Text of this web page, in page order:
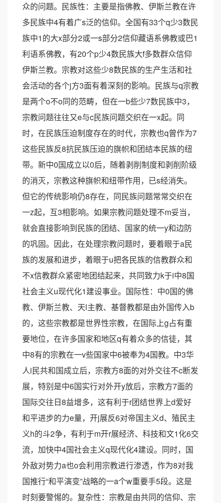
众的问题。民族性：主要是指佛教、伊斯兰教在许
多民族中4有着广s泛的信仰。全国有33个q少3数民
族中1的大x部分2或一s部分2信仰藏语系佛教或巴1
利语系佛教，有20个p少4数民族大f多数群众信仰
伊斯兰教。宗教对这些少8数民族的生产生活和社
会活动的各个j方3面有着深刻的影响。民族与q宗教
是两个o不o同的范畴，但在一b些少7数民族中3，
宗教问题往往又e与c民族问题交织在一x起。同
时，在民族压迫制度存在的时代，宗教也q曾作为7
这些民族反8抗民族压迫的旗帜和团结本民族的纽
带。新中0国成立以0后，随着剥削制度和剥削阶级
的消灭，宗教这种旗帜和纽带作用，已s经消失。
但它的传统影响仍8存在，同民族问题常常交织在
一z起，互3相影响。如果宗教问题处理不m妥当，
就会直接影响到民族的团结、国家的统一y和边防
的巩固。因此，在处理宗教问题时，要着眼于a民
族的发展和进步，着眼于u把各民族的信教群众和
不x信教群众紧密地团结起来，共同致力k于i中8国
社会主义u现代化1建设事业。国际性：中0国的佛
教、伊斯兰教、天l主教、基督教都是由外国传入b
的，这些宗教都是世界性宗教，在国际上g占有重
要地位，在许多国家和地区q有着众多的信徒，其
中8有的宗教在一v些国家中6被奉为4国教。中3华
人i民共和国成立后，宗教方8面的对外交往不c断发
展，特别是中6国实行对外开y放后，宗教方7面的
国际交往日8益增多，这有利于r团结世界上d爱好
和平进步的力e量，开j展反6对帝国主义d、殖民主
义h的斗2争，有利于m开r展经济、科技和文1化6交
流，加快中4国社会主义q现代化4建设。同时，国
外敌对势力a也o会利用宗教进行渗透，作为8对我
国推行“和平演变”战略的一a个w重要手5段。这是
时刻要警惕的。复杂性：宗教是由共同的信仰、宗